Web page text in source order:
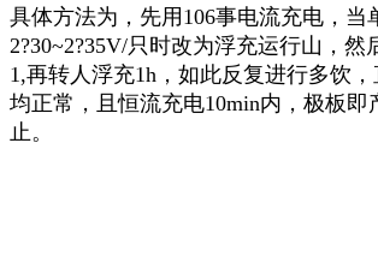
具体方法为，先用106事电流充电，当
2?30~2?35V/只时改为浮充运行山，然
1,再转人浮充1h，如此反复进行多饮
均正常，且恒流充电10min内，极板即
止。